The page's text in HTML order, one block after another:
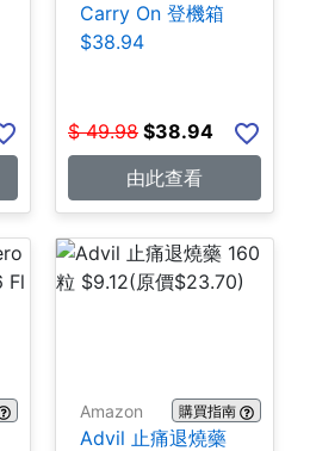
Carry On 登機箱
$38.94
$ 49.98 $38.94
由此查看
Amazon 購買指南
Advil 止痛退燒藥